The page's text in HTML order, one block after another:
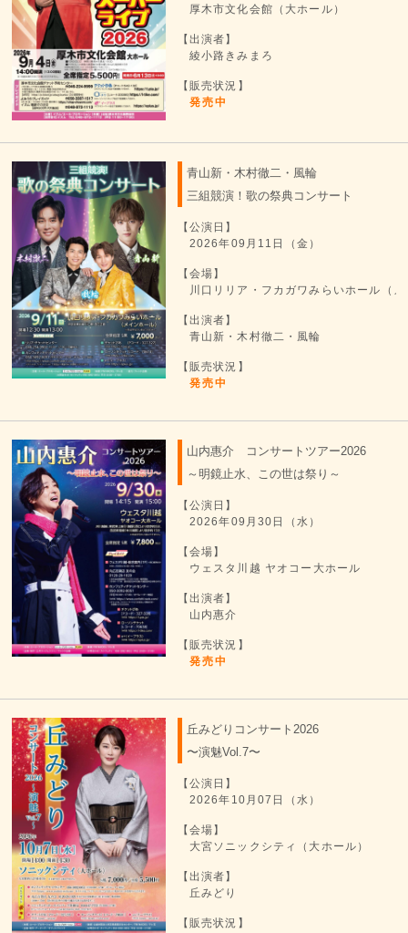
厚木市文化会館（大ホール）
【出演者】
綾小路きみまろ
【販売状況】
発売中
青山新・木村徹二・風輪
三組競演！歌の祭典コンサート
【公演日】
2026年09月11日（金）
【会場】
川口リリア・フカガワみらいホール（
【出演者】
青山新・木村徹二・風輪
【販売状況】
発売中
山内惠介 コンサートツアー2026
～明鏡止水、この世は祭り～
【公演日】
2026年09月30日（水）
【会場】
ウェスタ川越 ヤオコー大ホール
【出演者】
山内惠介
【販売状況】
発売中
丘みどりコンサート2026
〜演魅Vol.7〜
【公演日】
2026年10月07日（水）
【会場】
大宮ソニックシティ（大ホール）
【出演者】
丘みどり
【販売状況】